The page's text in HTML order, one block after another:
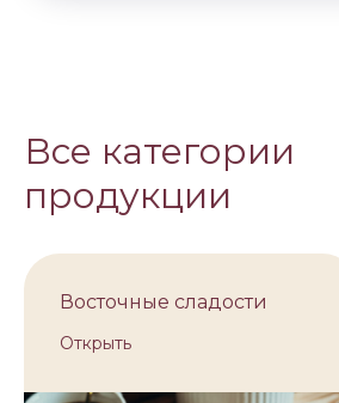
Все категории
продукции
Восточные сладости
Открыть